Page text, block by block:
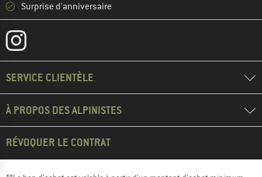
Surprise d'anniversaire
SERVICE CLIENTÈLE
À PROPOS DES ALPINISTES
RÉVOQUER LE CONTRAT